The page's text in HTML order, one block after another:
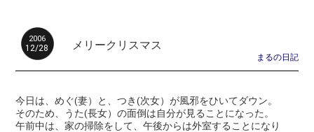
2006
12/28 メリークリスマス
まるの日記
今日は、めぐ(妻）と、つき(次女）が風邪をひいてダウン。
そのため、うた(長女）の面倒は自分が見ることになった。
午前中は、家の掃除をして、午後からは外室することになり